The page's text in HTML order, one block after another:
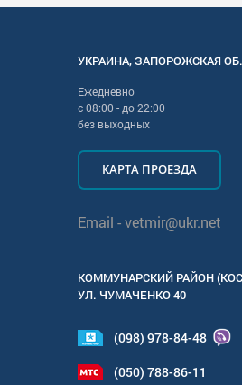
УКРАИНА,ЗАПОРОЖСКАЯОБ.
Ежедневно
с08:00 - до22:00
без выходных
КАРТА ПРОЕЗДА
Email -vetmir@ukr.net
КОММУНАРСКИЙ РАЙОН
УЛ. ЧУМАЧЕНКО 40
(098) 978-84-48
(050) 788-86-11